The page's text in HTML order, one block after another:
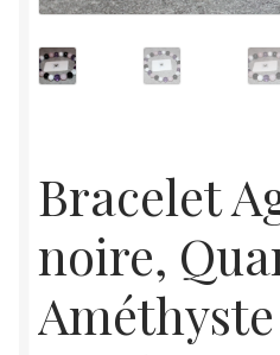
Bracelet
noire,